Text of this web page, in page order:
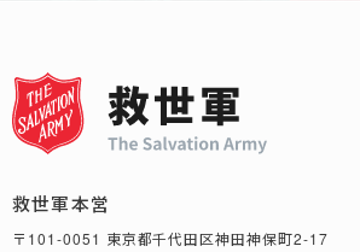
救世軍本営
〒101-0051 東京都千代田区神田神保町2-17